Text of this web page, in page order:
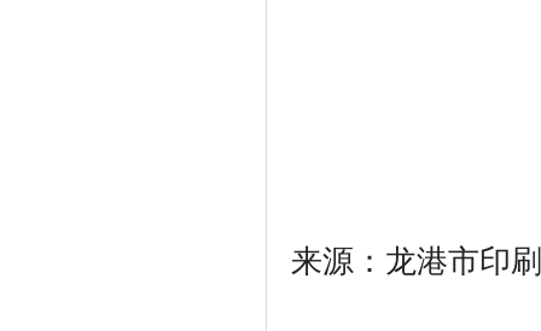
来源：龙港市印